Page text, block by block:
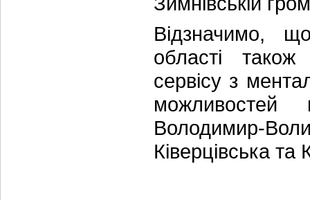
Відзначимо,
області
сервісу з
можливостей
Володимир-
Ківерцівська та